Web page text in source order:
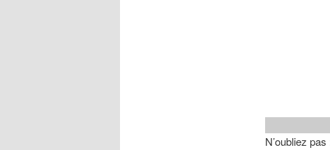
N’oubliez